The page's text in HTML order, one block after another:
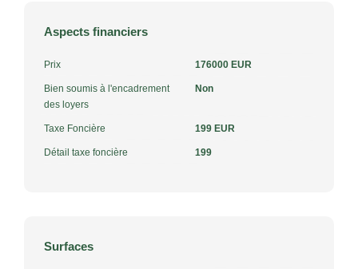
Aspects financiers
Prix 176000 EUR
Bien soumis à l'encadrement
des loyers
Non
Taxe Foncière 199 EUR
Détail taxe foncière 199
Surfaces